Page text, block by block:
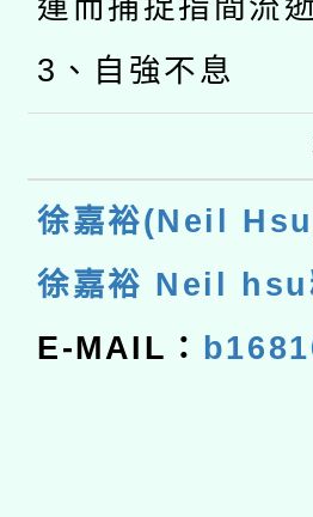
運而捕捉指間流
3、自強不息
徐嘉裕(Neil
徐嘉裕 Neil hsu
E-MAIL：